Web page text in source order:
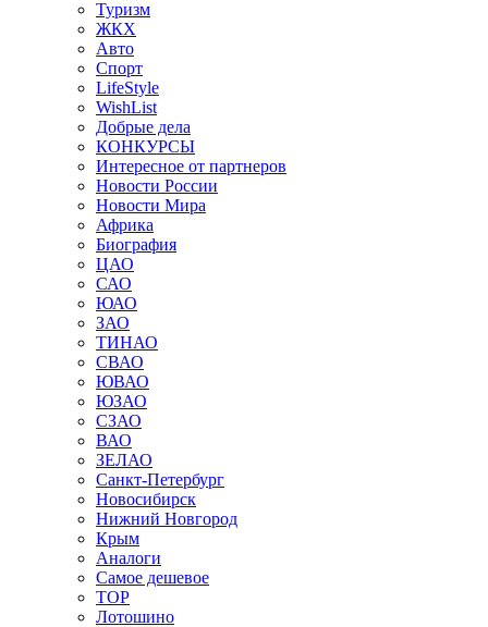
Туризм
ЖКХ
Авто
Спорт
LifeStyle
WishList
Добрые дела
КОНКУРСЫ
Интересное от партнеров
Новости России
Новости Мира
Африка
Биография
ЦАО
САО
ЮАО
ЗАО
ТИНАО
СВАО
ЮВАО
ЮЗАО
СЗАО
ВАО
ЗЕЛАО
Санкт-Петербург
Новосибирск
Нижний Новгород
Крым
Аналоги
Самое дешевое
TOP
Лотошино